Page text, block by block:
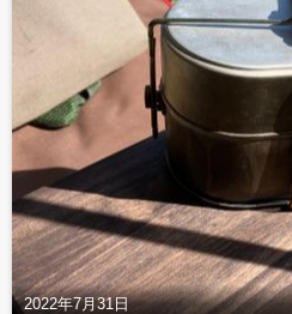
2022年7月31日